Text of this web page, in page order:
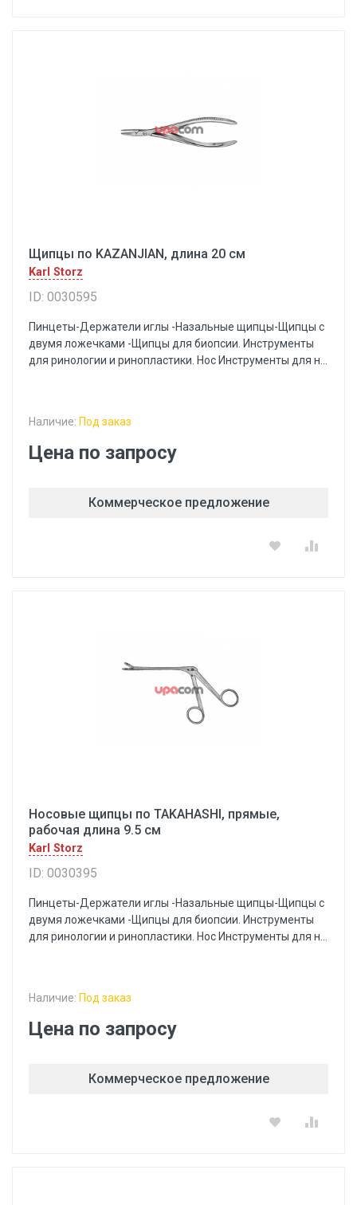
Щипцы по KAZANJIAN, длина 20 см
Karl Storz
ID: 0030595
Пинцеты-Держатели иглы -Назальные щипцы-Щипцы с
двумя ложечками -Щипцы для биопсии. Инструменты
для ринологии и ринопластики. Нос Инструменты для н...
Наличие: Под заказ
Цена по запросу
Коммерческое предложение
Носовые щипцы по TAKAHASHI, прямые,
рабочая длина 9.5 см
Karl Storz
ID: 0030395
Пинцеты-Держатели иглы -Назальные щипцы-Щипцы с
двумя ложечками -Щипцы для биопсии. Инструменты
для ринологии и ринопластики. Нос Инструменты для н...
Наличие: Под заказ
Цена по запросу
Коммерческое предложение